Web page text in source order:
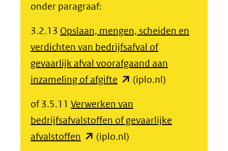
onder paragraaf:
3.2.13 Opslaan, mengen, scheiden en
verdichten van bedrijfsafval of
gevaarlijk afval voorafgaand aan
inzameling of afgifte (opent
nieuw
venster)
(verwijst
(iplo.nl)
of 3.5.11 Verwerken van
bedrijfsafvalstoffen of gevaarlijke
afvalstoffen (opent(iplo.nl)